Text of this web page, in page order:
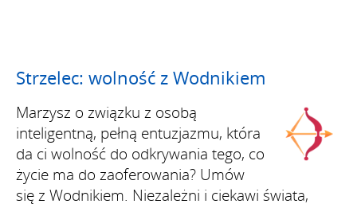
Strzelec: wolność z Wodnikiem
Marzysz o związku z osobą
inteligentną, pełną entuzjazmu, która
da ci wolność do odkrywania tego, co
życie ma do zaoferowania? Umów
się z Wodnikiem. Niezależni i ciekawi świata,